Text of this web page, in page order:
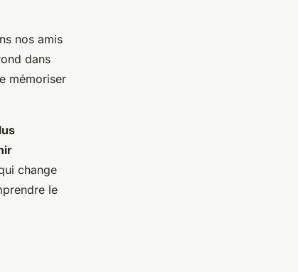
nos amis
dans
mémoriser
change
le